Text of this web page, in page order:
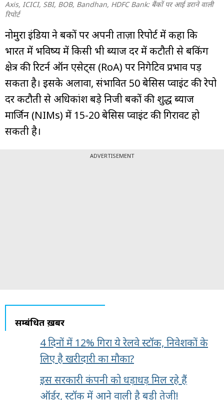
Axis, ICICI, SBI, BOB, Bandhan, HDFC Bank: बैंकों पर आई डराने वाली
रिपोर्ट
नोमुरा इंडिया ने बैंकों पर अपनी ताज़ा रिपोर्ट में कहा कि
भारत में भविष्य में किसी भी ब्याज दर में कटौती से बैंकिंग
क्षेत्र की रिटर्न ऑन एसेट्स (RoA) पर निगेटिव प्रभाव पड़
सकता है। इसके अलावा, संभावित 50 बेसिस प्वाइंट की रेपो
दर कटौती से अधिकांश बड़े निजी बैंकों की शुद्ध ब्याज
मार्जिन (NIMs) में 15-20 बेसिस प्वाइंट की गिरावट हो
सकती है।
ADVERTISEMENT
सम्बंधित ख़बरें
4 दिनों में 12% गिरा ये रेलवे स्टॉक, निवेशकों के
लिए है खरीदारी का मौका?
इस सरकारी कंपनी को धड़ाधड़ मिल रहे हैं
ऑर्डर, स्टॉक में आने वाली है बड़ी तेजी!